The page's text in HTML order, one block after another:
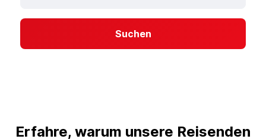
Suchen
Erfahre, warum unsere Reisenden